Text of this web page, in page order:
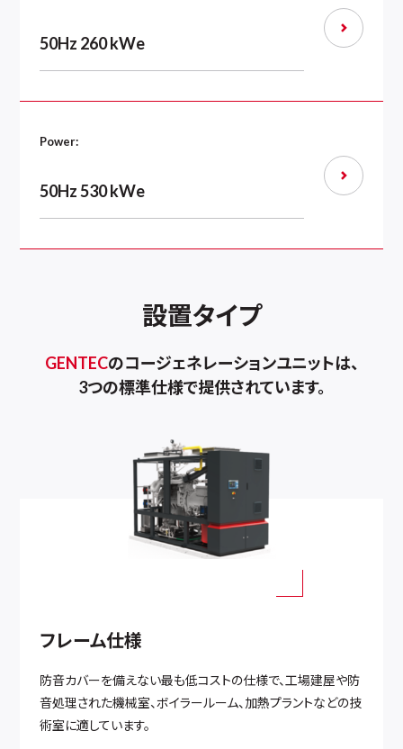
50Hz 260 kWe
Power:
50Hz 530 kWe
設置タイプ
GENTECのコージェネレーションユニットは、
3つの標準仕様で提供されています。
フレーム仕様
防音カバーを備えない最も低コストの仕様で、工場建屋や防
音処理された機械室、ボイラールーム、加熱プラントなどの技
術室に適しています。